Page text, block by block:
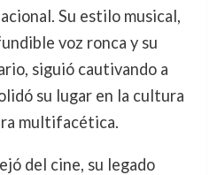
Su estilo musical,
voz ronca y su
siguió cautivando a
su lugar en la cultura
multifacética.
del cine, su legado